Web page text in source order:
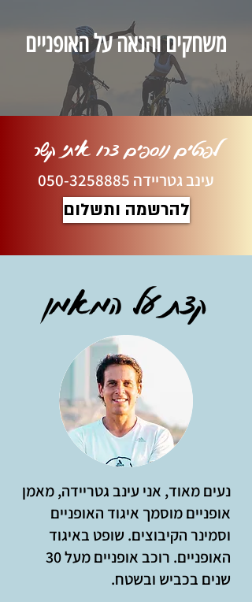
משחקים והנאה על האופניים
לפרטים נוספים צרו איתי קשר
עינב גטריידה 050-3258885
להרשמה ותשלום
קצת על המאמן
נעים מאוד, אני עינב גטריידה, מאמן
אופניים מוסמך איגוד האופניים
וסמינר הקיבוצים. שופט באיגוד
האופניים.
רוכב אופניים מעל 30
שנים בכביש ובשטח.